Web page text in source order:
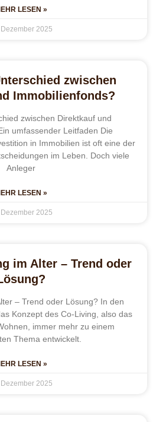
LESEN »
2025
zwischen
Immobilienfonds?
zwischen Direktkauf und
umfassender Leitfaden Die
in Immobilien ist oft eine der
im Leben. Doch viele
Anleger
LESEN »
2025
im Alter – Trend oder
– Trend oder Lösung? In den
Konzept des Co-Living, also das
immer mehr zu einem
Thema entwickelt.
LESEN »
2025